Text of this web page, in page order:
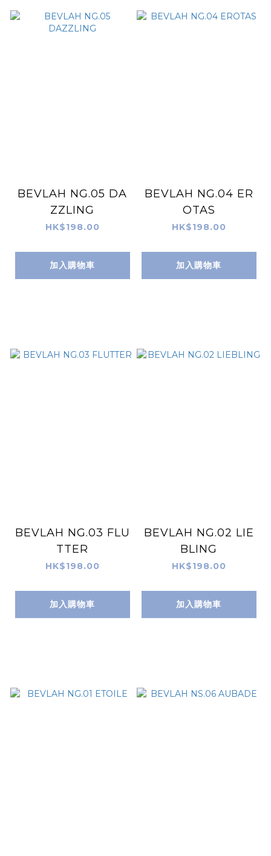
BEVLAH NG.05 DA
ZZLING
HK$198.00
加入購物車
BEVLAH NG.04 ER
OTAS
HK$198.00
加入購物車
BEVLAH NG.03 FLU
TTER
HK$198.00
加入購物車
BEVLAH NG.02 LIE
BLING
HK$198.00
加入購物車